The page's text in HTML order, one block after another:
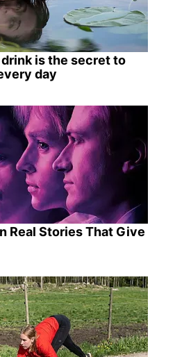
is the secret to
day
Real Stories That Give